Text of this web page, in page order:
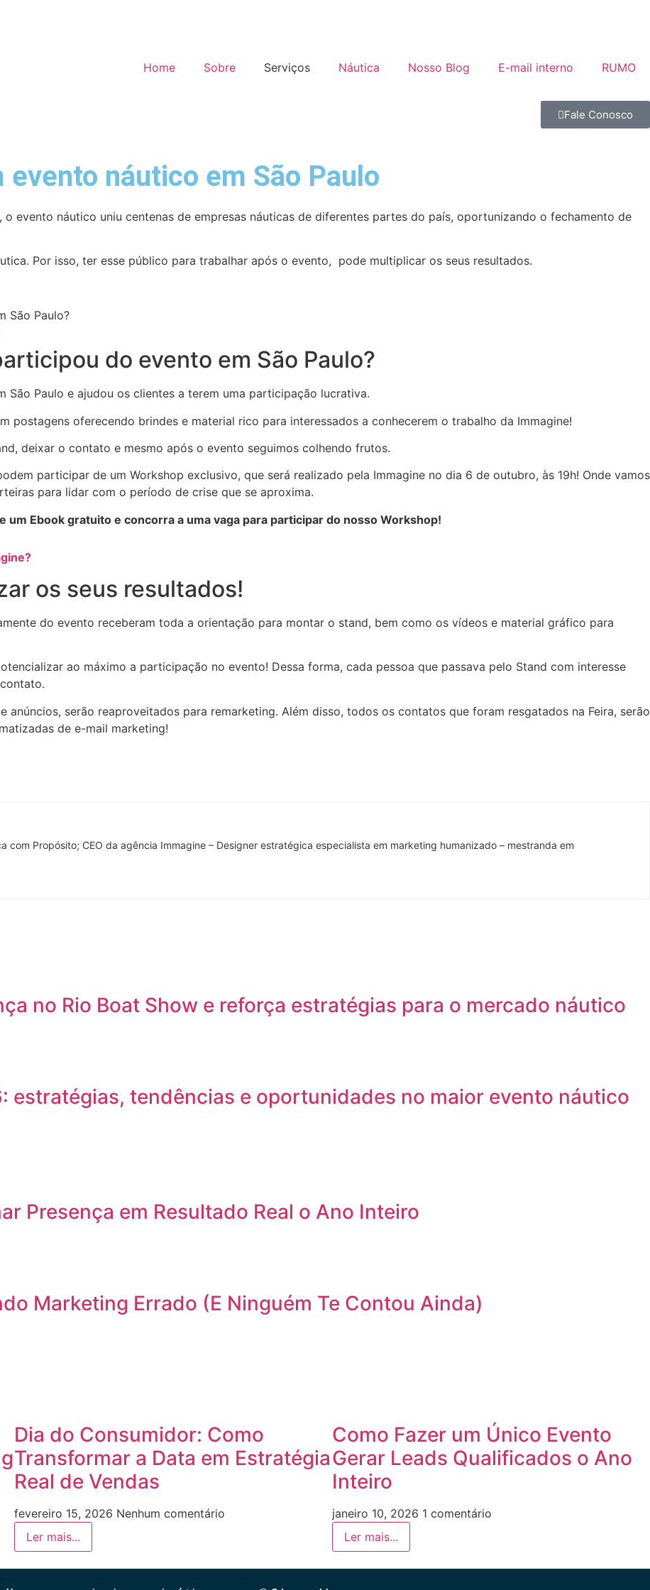
Home Sobre Serviços Náutica Nosso Blog E-mail interno RUMO
Fale Conosco
náutico em São Paulo
evento náutico uniu centenas de empresas náuticas de diferentes partes do país, oportunizando o fechamento de
Por isso, ter esse público para trabalhar após o evento, pode multiplicar os seus resultados.
São Paulo?
do evento em São Paulo?
Paulo e ajudou os clientes a terem uma participação lucrativa.
postagens oferecendo brindes e material rico para interessados a conhecerem o trabalho da Immagine!
deixar o contato e mesmo após o evento seguimos colhendo frutos.
participar de um Workshop exclusivo, que será realizado pela Immagine no dia 6 de outubro, às 19h! Onde vamos
para lidar com o período de crise que se aproxima.
um Ebook gratuito e concorra a uma vaga para participar do nosso Workshop!
os seus resultados!
do evento receberam toda a orientação para montar o stand, bem como os vídeos e material gráfico para
ao máximo a participação no evento! Dessa forma, cada pessoa que passava pelo Stand com interesse
serão reaproveitados para remarketing. Além disso, todos os contatos que foram resgatados na Feira, serão
de e-mail marketing!
com Propósito; CEO da agência Immagine – Designer estratégica especialista em marketing humanizado – mestranda em
no Rio Boat Show e reforça estratégias para o mercado náutico
estratégias, tendências e oportunidades no maior evento náutico
Presença em Resultado Real o Ano Inteiro
Marketing Errado (E Ninguém Te Contou Ainda)
Dia do Consumidor: Como
Transformar a Data em Estratégia
Real de Vendas
fevereiro 15, 2026 Nenhum comentário
Ler mais...
Como Fazer um Único Evento
Gerar Leads Qualificados o Ano
Inteiro
janeiro 10, 2026 1 comentário
Ler mais...